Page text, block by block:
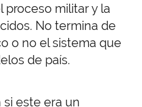
proceso militar y la
No termina de
o no el sistema que
de país.
este era un